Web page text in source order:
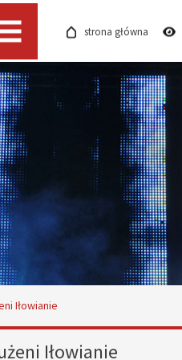
Menu strona główna
Iłowianie
Iłowianie